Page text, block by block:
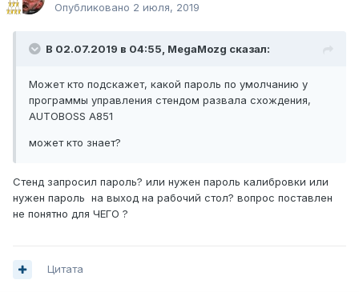
Опубликовано 2 июля, 2019
В 02.07.2019 в 04:55, MegaMozg сказал:
Может кто подскажет, какой пароль по умолчанию у
программы управления стендом развала схождения,
AUTOBOSS A851
может кто знает?
Стенд запросил пароль? или нужен пароль калибровки или
нужен пароль на выход на рабочий стол? вопрос поставлен
не понятно для ЧЕГО ?
Цитата